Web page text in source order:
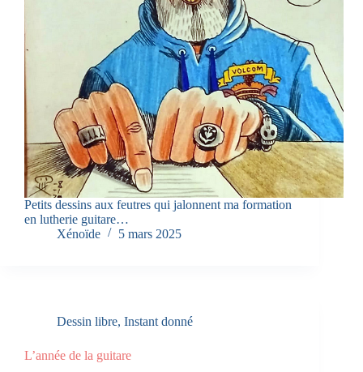
Petits dessins aux feutres qui jalonnent ma formation
en lutherie guitare…
Xénoïde
5 mars 2025
Dessin libre, Instant donné
L’année de la guitare